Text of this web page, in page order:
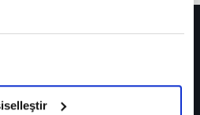
Devre arasında gelmişti
Greenwood için olay sözler!
Almada!